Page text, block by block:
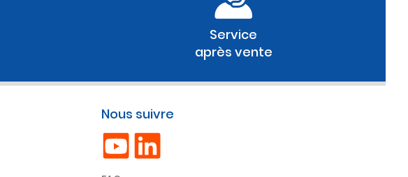
Service
après vente
Nous suivre